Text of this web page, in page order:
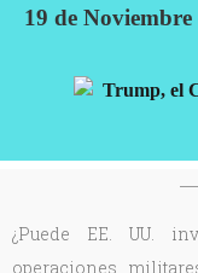
19 de Noviembre
¿Puede EE. UU.
operaciones